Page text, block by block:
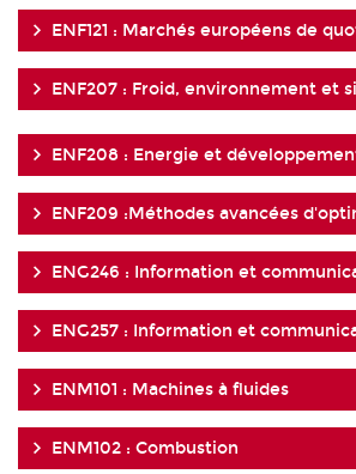
ENF121 : Marchés européens de
ENF207 : Froid, environnement et
ENF208 : Energie et
ENF209 :Méthodes avancées
ENG246 : Information et
ENG257 : Information et
ENM101 : Machines à fluides
ENM102 : Combustion